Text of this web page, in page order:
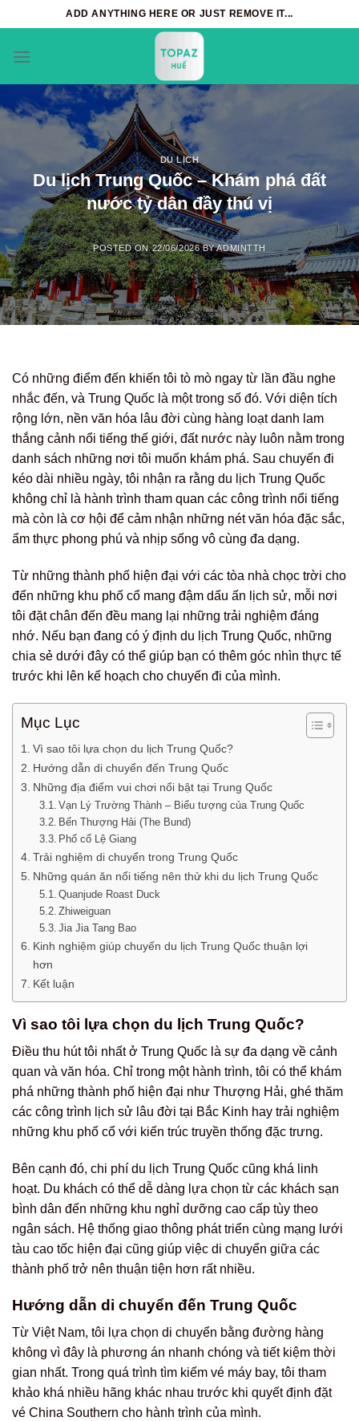
to
content
ADD ANYTHING HERE OR JUST REMOVE IT...
DU LỊCH
Du lịch Trung Quốc – Khám phá đất
nước tỷ dân đầy thú vị
POSTED ON22/06/2026BYADMINTTH
Có những điểm đến khiến tôi tò mò ngay từ lần đầu nghe
nhắc đến, và Trung Quốc là một trong số đó. Với diện tích
rộng lớn, nền văn hóa lâu đời cùng hàng loạt danh lam
thắng cảnh nổi tiếng thế giới, đất nước này luôn nằm trong
danh sách những nơi tôi muốn khám phá. Sau chuyến đi
kéo dài nhiều ngày, tôi nhận ra rằng du lịch Trung Quốc
không chỉ là hành trình tham quan các công trình nổi tiếng
mà còn là cơ hội để cảm nhận những nét văn hóa đặc sắc,
ẩm thực phong phú và nhịp sống vô cùng đa dạng.
Từ những thành phố hiện đại với các tòa nhà chọc trời cho
đến những khu phố cổ mang đậm dấu ấn lịch sử, mỗi nơi
tôi đặt chân đến đều mang lại những trải nghiệm đáng
nhớ. Nếu bạn đang có ý định du lịch Trung Quốc, những
chia sẻ dưới đây có thể giúp bạn có thêm góc nhìn thực tế
trước khi lên kế hoạch cho chuyến đi của mình.
Mục Lục
Vì sao tôi lựa chọn du lịch Trung Quốc?
Hướng dẫn di chuyển đến Trung Quốc
Những địa điểm vui chơi nổi bật tại Trung Quốc
Vạn Lý Trường Thành – Biểu tượng của Trung Quốc
Bến Thượng Hải (The Bund)
Phố cổ Lệ Giang
Trải nghiệm di chuyển trong Trung Quốc
Những quán ăn nổi tiếng nên thử khi du lịch Trung Quốc
Quanjude Roast Duck
Zhiweiguan
Jia Jia Tang Bao
Kinh nghiệm giúp chuyến du lịch Trung Quốc thuận lợi
hơn
Kết luận
Vì sao tôi lựa chọn du lịch Trung Quốc?
Điều thu hút tôi nhất ở Trung Quốc là sự đa dạng về cảnh
quan và văn hóa. Chỉ trong một hành trình, tôi có thể khám
phá những thành phố hiện đại như Thượng Hải, ghé thăm
các công trình lịch sử lâu đời tại Bắc Kinh hay trải nghiệm
những khu phố cổ với kiến trúc truyền thống đặc trưng.
Bên cạnh đó, chi phí du lịch Trung Quốc cũng khá linh
hoạt. Du khách có thể dễ dàng lựa chọn từ các khách sạn
bình dân đến những khu nghỉ dưỡng cao cấp tùy theo
ngân sách. Hệ thống giao thông phát triển cùng mạng lưới
tàu cao tốc hiện đại cũng giúp việc di chuyển giữa các
thành phố trở nên thuận tiện hơn rất nhiều.
Hướng dẫn di chuyển đến Trung Quốc
Từ Việt Nam, tôi lựa chọn di chuyển bằng đường hàng
không vì đây là phương án nhanh chóng và tiết kiệm thời
gian nhất. Trong quá trình tìm kiếm vé máy bay, tôi tham
khảo khá nhiều hãng khác nhau trước khi quyết định đặt
vé China Southern cho hành trình của mình.